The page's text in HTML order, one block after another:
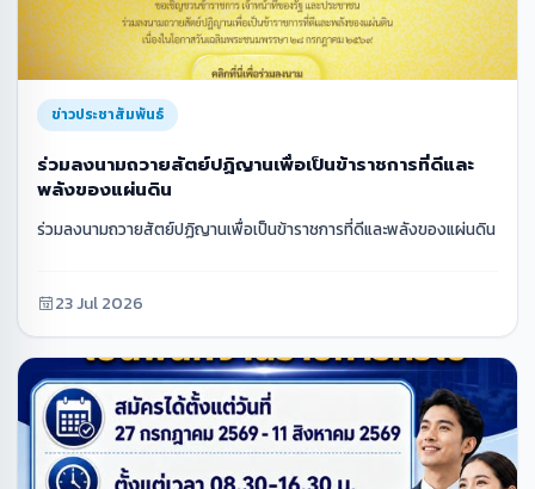
ข่าวประชาสัมพันธ์
ร่วมลงนามถวายสัตย์ปฏิญานเพื่อเป็นข้าราชการที่ดีและ
พลังของแผ่นดิน
ร่วมลงนามถวายสัตย์ปฏิญานเพื่อเป็นข้าราชการที่ดีและพลังของแผ่นดิน
23 Jul 2026